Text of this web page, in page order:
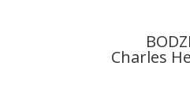
Charles